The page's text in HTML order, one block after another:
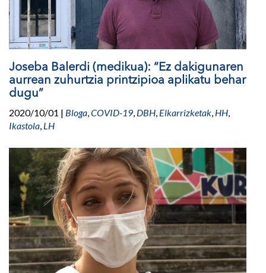
Joseba Balerdi (medikua): “Ez dakigunaren
aurrean zuhurtzia printzipioa aplikatu behar
dugu”
2020/10/01 | Bloga,COVID-19, DBH, Elkarrizketak, HH,
Ikastola, LH